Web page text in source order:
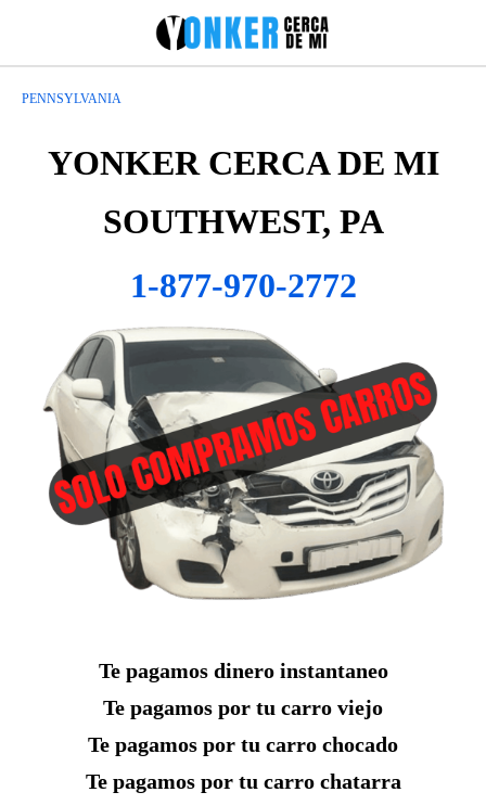
PENNSYLVANIA
YONKER CERCA DE MI
SOUTHWEST, PA
1-877-970-2772
Te pagamos dinero instantaneo
Te pagamos por tu carro viejo
Te pagamos por tu carro chocado
Te pagamos por tu carro chatarra